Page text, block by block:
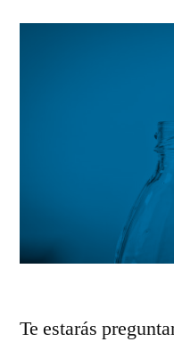
Te estarás